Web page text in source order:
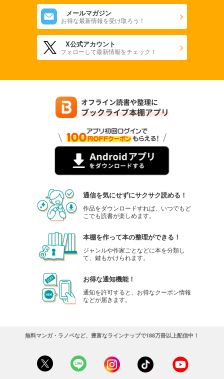
メールマガジン
お得な最新情報を受け取ろう！
X公式アカウント
フォローして最新情報をチェック！
通信を気にせずにサクサク読める！
作品をダウンロードすれば、いつでもど
こでも読書が楽しめます。
本棚を作って本の整理ができる！
ジャンルや作家ごとなどに本を分類し
て、鍵もかけられます。
お得な通知機能！
通知を許可すると、お得なクーポン情報
などが届きます。
無料マンガ・ラノベなど、豊富なラインナップで188万冊以上配信中！